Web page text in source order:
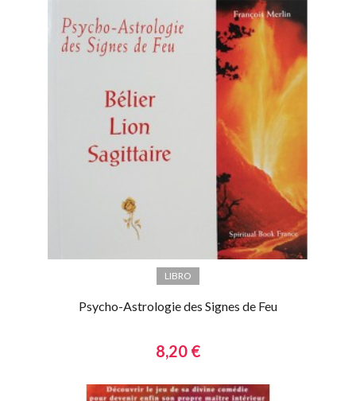
LIBRO
Psycho-Astrologie des Signes de Feu
8,20 €